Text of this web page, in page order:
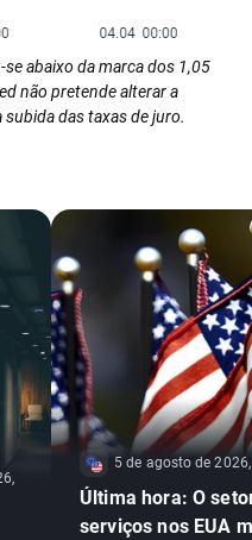
abaixo da marca dos 1,05
não pretende alterar a
das taxas de juro.
5 de agosto de
Última hora: O
serviços nos EUA